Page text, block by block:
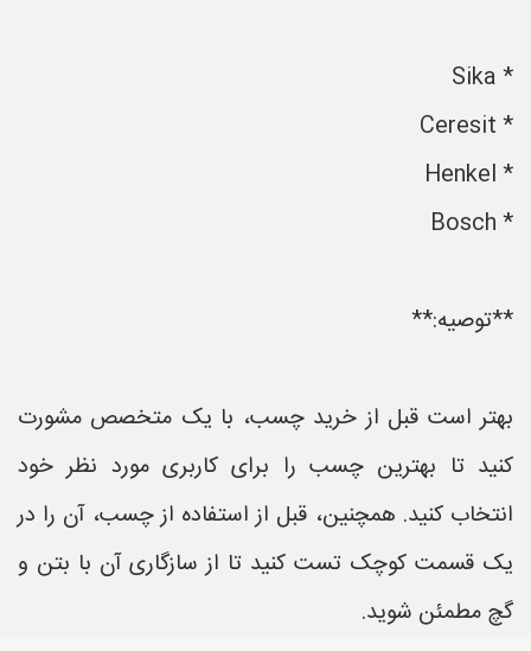
* Sika
* Ceresit
* Henkel
* Bosch
**توصیه:**
بهتر است قبل از خرید چسب، با یک متخصص مشورت
کنید تا بهترین چسب را برای کاربری مورد نظر خود
انتخاب کنید. همچنین، قبل از استفاده از چسب، آن را در
یک قسمت کوچک تست کنید تا از سازگاری آن با بتن و
گچ مطمئن شوید.